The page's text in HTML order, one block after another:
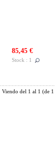
85,45 €
Stock : 1
Viendo del 1 al 1 (de 1